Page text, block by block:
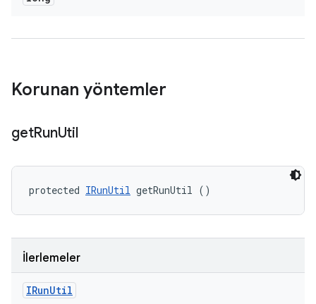
Korunan yöntemler
getRunUtil
protected IRunUtil getRunUtil ()
İlerlemeler
IRunUtil